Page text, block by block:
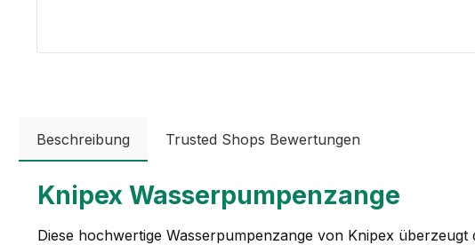
Beschreibung Trusted Shops Bewertungen
Knipex Wasserpumpenzange
Diese hochwertige Wasserpumpenzange von Knipex